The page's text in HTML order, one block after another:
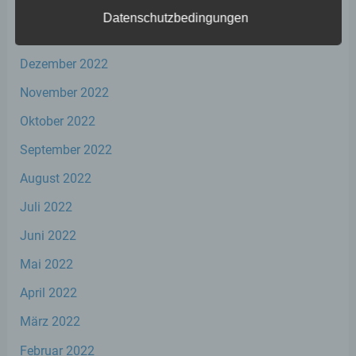
Dezember 2022
November 2022
Oktober 2022
September 2022
August 2022
Juli 2022
Juni 2022
Mai 2022
April 2022
März 2022
Februar 2022
Personenbezogene Daten sind alle
oder identifizierbare natürliche Person (im
Als identifizierbar wird eine natürliche
insbesondere mittels Zuordnung zu einer
mehreren besonderen Merkmalen, die
kulturellen oder sozialen Identität dieser
natürlichen Person sind, identifiziert werden
kann.
Datenschutzbedingungen